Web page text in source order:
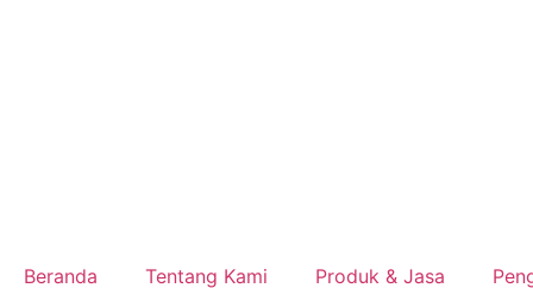
Beranda Tentang Kami Produk & Jasa